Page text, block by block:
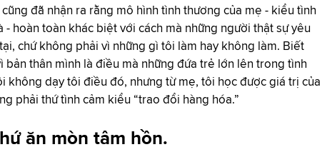
đã nhận ra rằng mô hình tình thương của mẹ - kiểu tình
hoàn toàn khác biệt với cách mà những người thật sự yêu
chứ không phải vì những gì tôi làm hay không làm. Biết
thân mình là điều mà những đứa trẻ lớn lên trong tình
không dạy tôi điều đó, nhưng từ mẹ, tôi học được giá trị của
phải thứ tình cảm kiểu “trao đổi hàng hóa.”
ăn mòn tâm hồn.